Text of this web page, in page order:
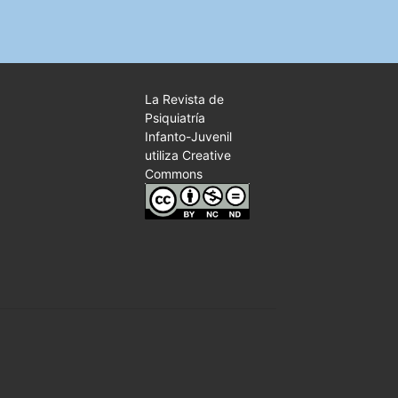
La Revista de
Psiquiatría
Infanto-Juvenil
utiliza Creative
Commons